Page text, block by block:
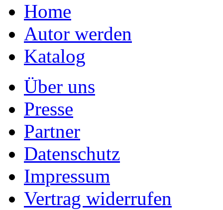
Home
Autor werden
Katalog
Über uns
Presse
Partner
Datenschutz
Impressum
Vertrag widerrufen